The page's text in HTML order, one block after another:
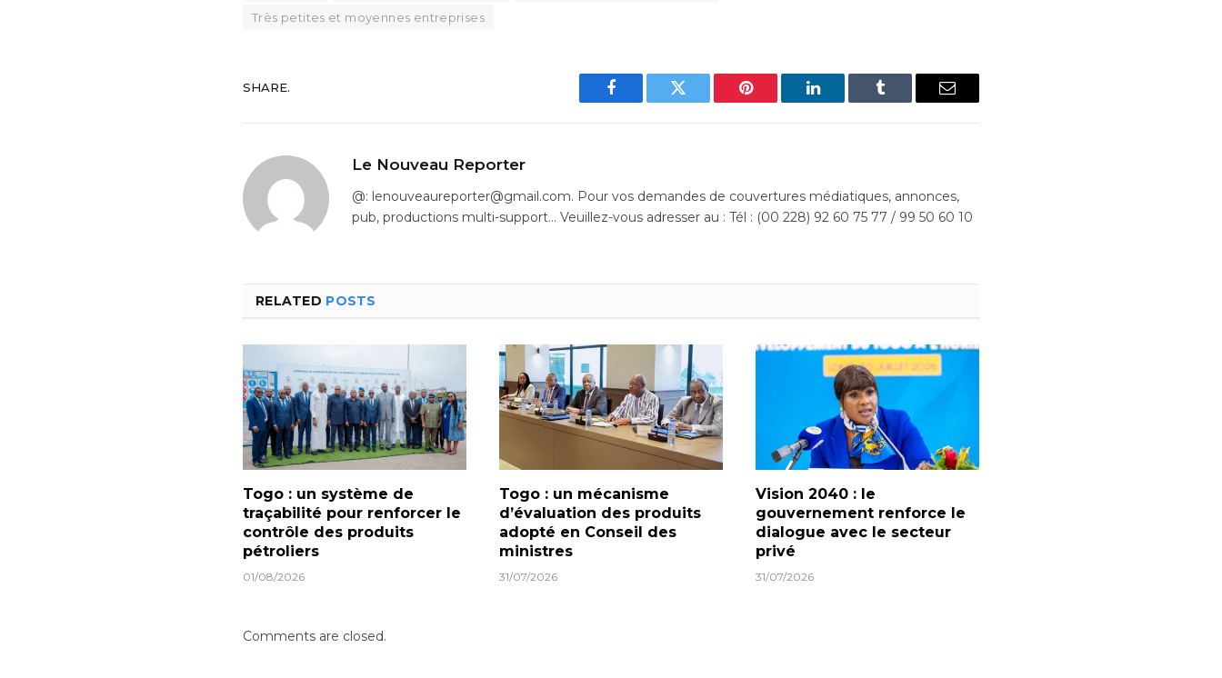
Très petites et moyennes entreprises
SHARE.
Facebook Twitter Pinterest LinkedIn Tumblr Email
Le Nouveau Reporter
@: lenouveaureporter@gmail.com. Pour vos demandes de couvertures médiatiques, annonces,
pub, productions multi-support… Veuillez-vous adresser au : Tél : (00 228) 92 60 75 77 / 99 50 60 10
RELATED POSTS
Togo : un système de
traçabilité pour renforcer le
contrôle des produits
pétroliers
01/08/2026
Togo : un mécanisme
d’évaluation des produits
adopté en Conseil des
ministres
31/07/2026
Vision 2040 : le
gouvernement renforce le
dialogue avec le secteur
privé
31/07/2026
Comments are closed.